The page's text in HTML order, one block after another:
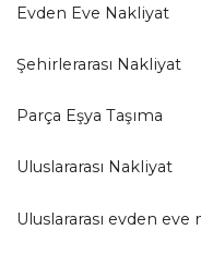
Evden Eve Nakliyat
Şehirlerarası Nakliyat
Parça Eşya Taşıma
Uluslararası Nakliyat
Uluslararası evden eve